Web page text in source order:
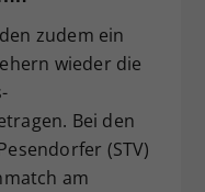
zudem ein
wieder die
Bei den
(STV)
am